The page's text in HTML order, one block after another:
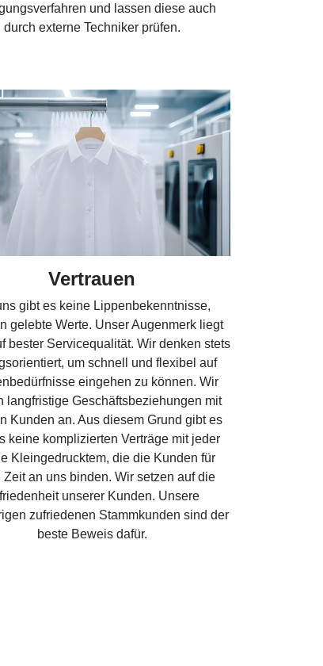
und lassen diese auch
durch externe Techniker prüfen.
Vertrauen
gibt es keine Lippenbekenntnisse,
gelebte Werte. Unser Augenmerk liegt
bester Servicequalität. Wir denken stets
um schnell und flexibel auf
eingehen zu können. Wir
langfristige Geschäftsbeziehungen mit
Kunden an. Aus diesem Grund gibt es
keine komplizierten Verträge mit jeder
Kleingedrucktem, die die Kunden für
Zeit an uns binden. Wir setzen auf die
unserer Kunden. Unsere
zufriedenen Stammkunden sind der
beste Beweis dafür.